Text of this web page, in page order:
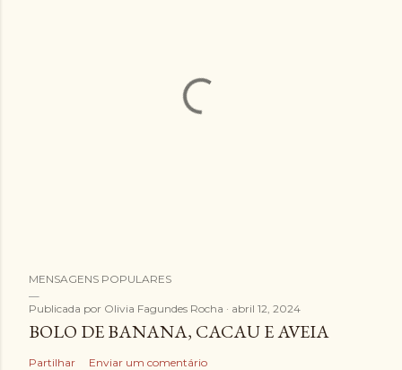
n
v
i
a
MENSAGENS POPULARES
Publicada por Olivia Fagundes Rocha abril 12, 2024
BOLO DE BANANA, CACAU E AVEIA
Partilhar Enviar um comentário